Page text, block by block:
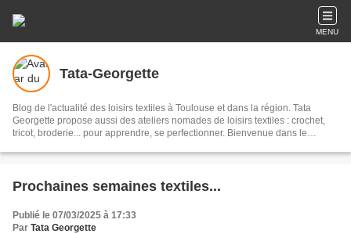
MENU
Tata-Georgette
Blog de l'actualité des loisirs textiles à Toulouse et dans la région. Tata
Georgette propose aussi des ateliers nomades de loisirs textiles : crochet,
tricot, broderie... pour apprendre, se perfectionner. Bienvenue dans le
Prochaines semaines textiles...
Publié le 07/03/2025 à 17:33
Par Tata Georgette